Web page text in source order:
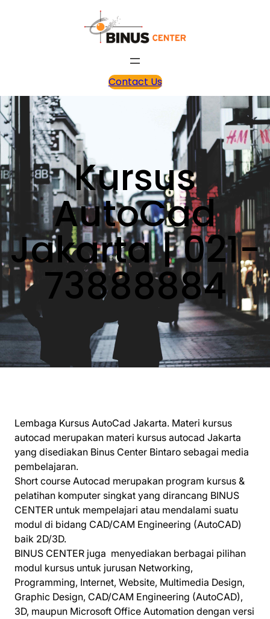
Contact Us
Kursus
AutoCad
Jakarta | 021-
73888884
Lembaga Kursus AutoCad Jakarta. Materi kursus
autocad merupakan materi kursus autocad Jakarta
yang disediakan Binus Center Bintaro sebagai media
pembelajaran.
Short course Autocad merupakan program kursus &
pelatihan komputer singkat yang dirancang BINUS
CENTER untuk mempelajari atau mendalami suatu
modul di bidang CAD/CAM Engineering (AutoCAD)
baik 2D/3D.
BINUS CENTER juga menyediakan berbagai pilihan
modul kursus untuk jurusan Networking,
Programming, Internet, Website, Multimedia Design,
Graphic Design, CAD/CAM Engineering (AutoCAD),
3D, maupun Microsoft Office Automation dengan versi